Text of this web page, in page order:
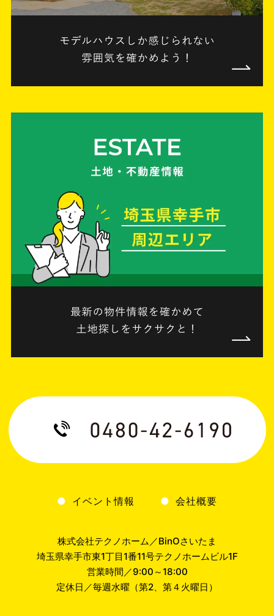
イベント情報 会社概要
株式会社テクノホーム／BinOさいたま
埼玉県幸手市東1丁目1番11号テクノホームビル1F
営業時間／9:00～18:00
定休日／毎週水曜（第2、第４火曜日）